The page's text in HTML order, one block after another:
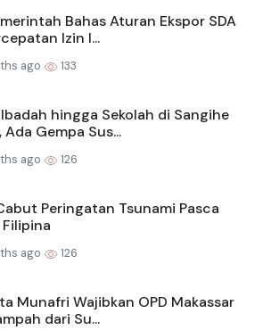
Bahas Aturan Ekspor SDA
Izin I...
ago 133
hingga Sekolah di Sangihe
Ada Gempa Sus...
ago 126
Peringatan Tsunami Pasca
ago 126
Munafri Wajibkan OPD Makassar
dari Su...